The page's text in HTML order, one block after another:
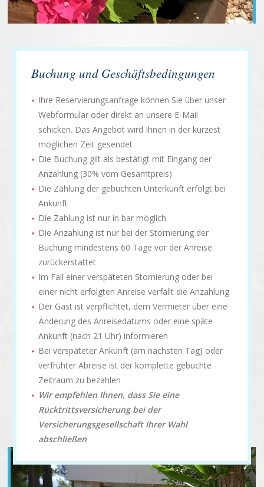
Buchung und Geschäftsbedingungen
Ihre Reservierungsanfrage können Sie über unser
Webformular oder direkt an unsere E-Mail
schicken. Das Angebot wird Ihnen in der kürzest
möglichen Zeit gesendet
Die Buchung gilt als bestätigt mit Eingang der
Anzahlung (30% vom Gesamtpreis)
Die Zahlung der gebuchten Unterkunft erfolgt bei
Ankunft
Die Zahlung ist nur in bar möglich
Die Anzahlung ist nur bei der Stornierung der
Buchung mindestens 60 Tage vor der Anreise
zurückerstattet
Im Fall einer verspäteten Stornierung oder bei
einer nicht erfolgten Anreise verfällt die Anzahlung
Der Gast ist verpflichtet, dem Vermieter über eine
Änderung des Anreisedatums oder eine späte
Ankunft (nach 21 Uhr) informieren
Bei verspäteter Ankunft (am nächsten Tag) oder
verfrühter Abreise ist der komplette gebuchte
Zeitraum zu bezahlen
Wir empfehlen Ihnen, dass Sie eine
Rücktrittsversicherung bei der
Versicherungsgesellschaft Ihrer Wahl
abschließen